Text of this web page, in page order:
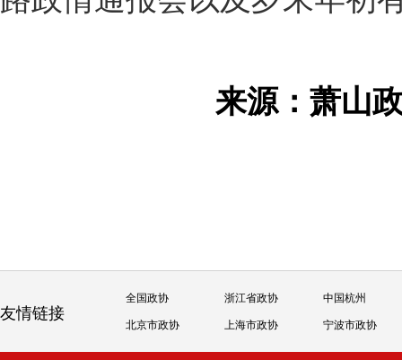
来源：萧
友情链接
全国政协 浙江省政协 中国杭州
北京市政协 上海市政协 宁波市政协